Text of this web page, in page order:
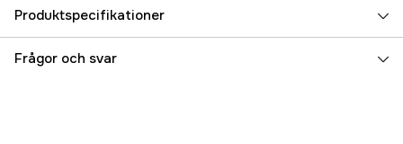
Produktspecifikationer
Bredd 3 cm
Frågor och svar